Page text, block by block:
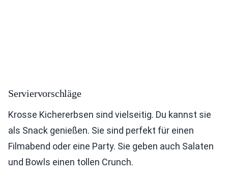
Serviervorschläge
Krosse Kichererbsen sind vielseitig. Du kannst sie
als Snack genießen. Sie sind perfekt für einen
Filmabend oder eine Party. Sie geben auch Salaten
und Bowls einen tollen Crunch.